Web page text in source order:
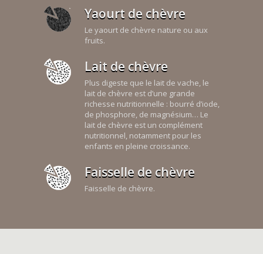
Yaourt de chèvre
Le yaourt de chèvre nature ou aux
fruits.
Lait de chèvre
Plus digeste que le lait de vache, le
lait de chèvre est d’une grande
richesse nutritionnelle : bourré d’iode,
de phosphore, de magnésium… Le
lait de chèvre est un complément
nutritionnel, notamment pour les
enfants en pleine croissance.
Faisselle de chèvre
Faisselle de chèvre.